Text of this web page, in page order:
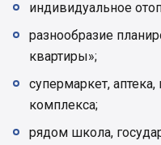
индивидуальное
разнообразие
квартиры»;
супермаркет,
комплекса;
рядом школа,